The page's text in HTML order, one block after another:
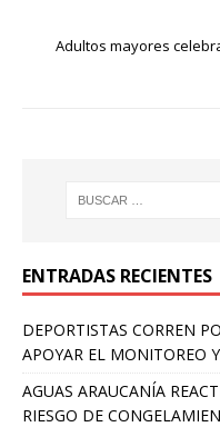
Adultos mayores
ENTRADAS RECIENTES
DEPORTISTAS CORREN
APOYAR EL MONITOREO
AGUAS ARAUCANÍA
RIESGO DE